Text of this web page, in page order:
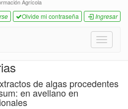
Agrícola
Olvide mi contraseña Ingresar
Toggle
de algas procedentes
en avellano en